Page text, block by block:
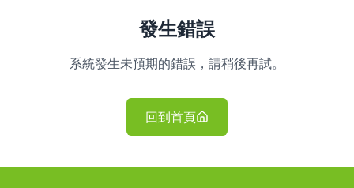
發生錯誤
系統發生未預期的錯誤，請稍後再試。
回到首頁